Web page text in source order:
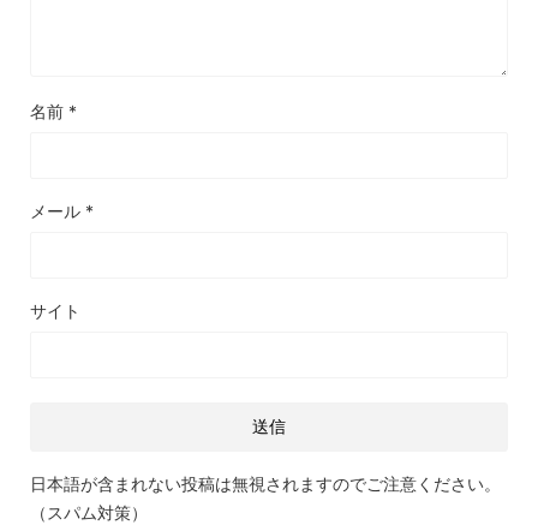
名前 *
メール *
サイト
日本語が含まれない投稿は無視されますのでご注意ください。
（スパム対策）